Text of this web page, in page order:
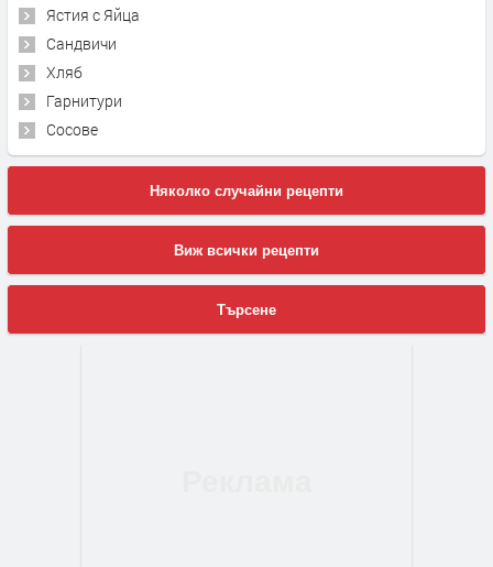
Ястия с Яйца
Сандвичи
Хляб
Гарнитури
Сосове
Няколко случайни рецепти
Виж всички рецепти
Търсене